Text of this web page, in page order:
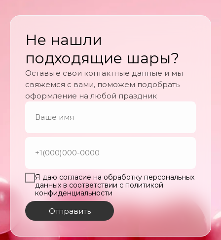
Не нашли
подходящие шары?
Оставьте свои контактные данные и мы
свяжемся с вами, поможем подобрать
оформление на любой праздник
Я даю согласие на обработку персональных
данных в соответствии с политикой
конфиденциальности
Отправить